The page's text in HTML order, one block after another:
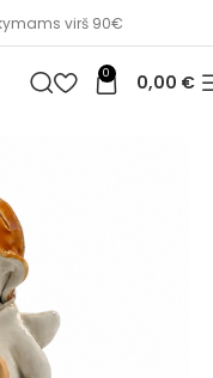
virš 90€
0 0,00 €